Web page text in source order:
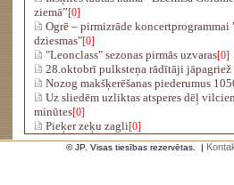
ziemā”[0]
Ogrē – pirmizrāde
dziesmas"[0]
"Leonclass" sezonas pirmās uzvaras[0]
28.oktobrī pulksteņa rādītāji
Nozog makšķerēšanas piederumus
Uz sliedēm uzliktas atsperes dēļ
minūtes[0]
Pieķer zeķu zagli[0]
© JP. Visas tiesības rezervētas. |